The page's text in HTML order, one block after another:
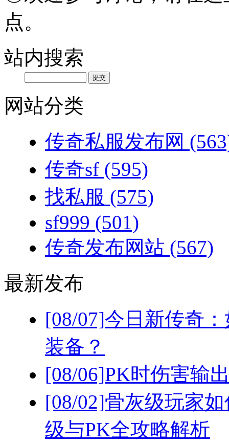
点。
站内搜索
网站分类
传奇私服发布网
传奇sf (595)
找私服 (575)
sf999 (501)
传奇发布网站 (567)
最新发布
[08/07]今日新传奇
装备？
[08/06]PK时伤害输
[08/02]骨灰级玩家
级与PK全攻略解析